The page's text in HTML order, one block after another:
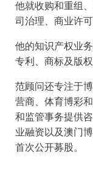
他就收购和重组
司治理、商业许
他的知识产权业
专利、商标及版
范顾问还专注于
营商、体育博彩
和监管事务提供
业融资以及澳门
首次公开募股。